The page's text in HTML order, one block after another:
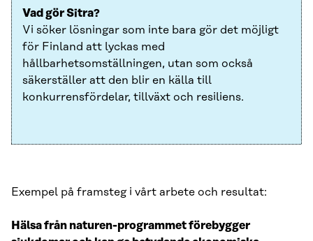
Vad gör Sitra?
Vi söker lösningar som inte bara gör det möjligt
för Finland att lyckas med
hållbarhetsomställningen, utan som också
säkerställer att den blir en källa till
konkurrensfördelar, tillväxt och resiliens.
Exempel på framsteg i vårt arbete och resultat:
Hälsa från naturen-programmet förebygger